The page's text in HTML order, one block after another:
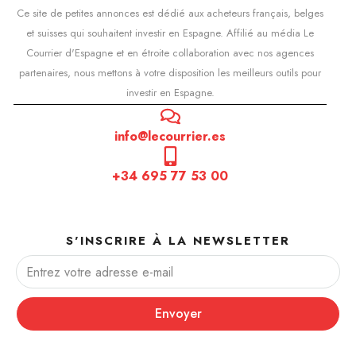
Ce site de petites annonces est dédié aux acheteurs français, belges
et suisses qui souhaitent investir en Espagne. Affilié au média Le
Courrier d'Espagne et en étroite collaboration avec nos agences
partenaires, nous mettons à votre disposition les meilleurs outils pour
investir en Espagne.
info@lecourrier.es
+34 695 77 53 00
S'INSCRIRE À LA NEWSLETTER
Envoyer